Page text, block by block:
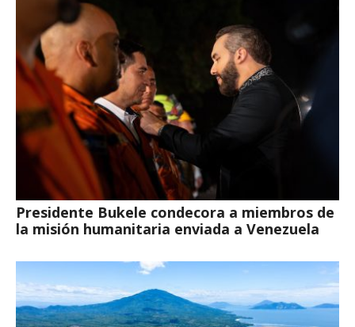
Presidente Bukele condecora a miembros de
la misión humanitaria enviada a Venezuela